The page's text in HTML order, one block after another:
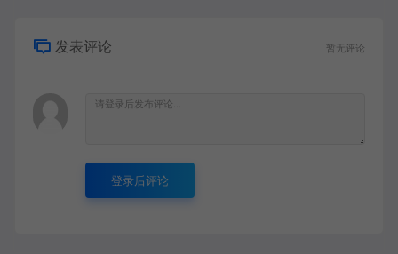
发表评论 暂无评论
登录后评论